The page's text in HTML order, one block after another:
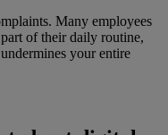
Many employees
of their daily routine,
your entire